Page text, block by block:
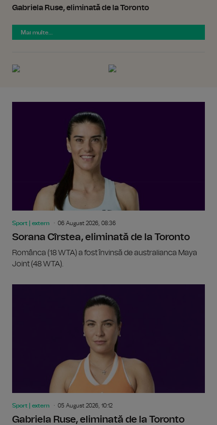
Gabriela Ruse, eliminată de la Toronto
Mai multe...
Sport | extern 06 August 2026, 08:36
Sorana Cîrstea, eliminată de la Toronto
Românca (18 WTA) a fost învinsă de australianca Maya
Joint (48 WTA).
Sport | extern 05 August 2026, 10:12
Gabriela Ruse, eliminată de la Toronto